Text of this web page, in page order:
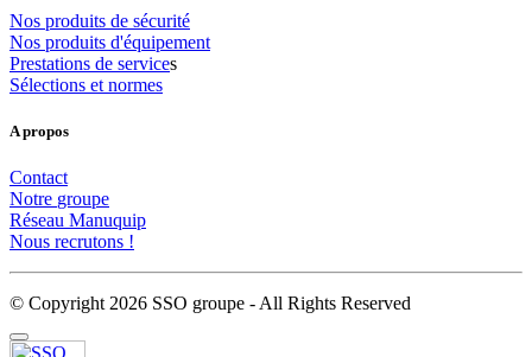
Nos produits de sécurité
Nos produits d'équipement
Prestations de services
Sélections et normes
A propos
Contact
Notre groupe
Réseau Manuquip
Nous recrutons !
© Copyright 2026 SSO groupe - All Rights Reserved